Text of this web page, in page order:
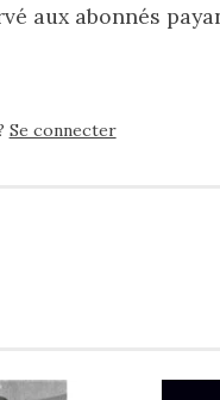
aux abonnés
Se connecter